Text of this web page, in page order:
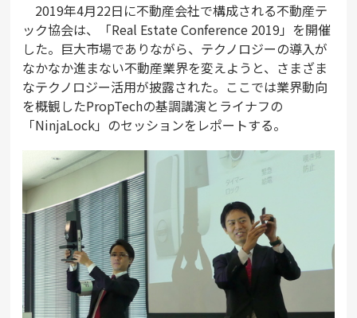
2019年4月22日に不動産会社で構成される不動産テ
ック協会は、「Real Estate Conference 2019」を開催
した。巨大市場でありながら、テクノロジーの導入が
なかなか進まない不動産業界を変えようと、さまざま
なテクノロジー活用が披露された。ここでは業界動向
を概観したPropTechの基調講演とライナフの
「NinjaLock」のセッションをレポートする。